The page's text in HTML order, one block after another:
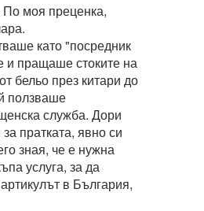
моя преценка,
като "посредник
и пращаше стоките на
бельо през китари до
ползваше
служба. Дори
пратката, явно си
зная, че е нужна
услуга, за да
в България,